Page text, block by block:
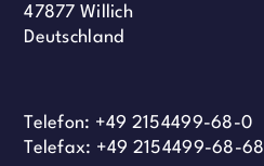
47877 Willich
Deutschland
Telefon: +49 2154499-68-0
Telefax: +49 2154499-68-68